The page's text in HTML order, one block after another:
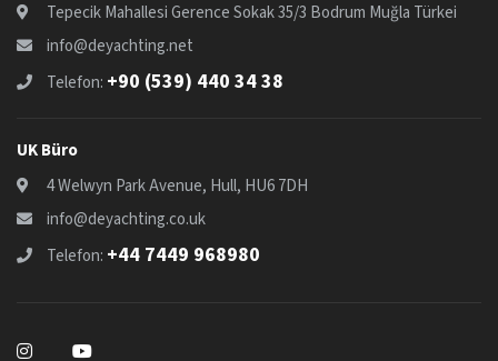
Tepecik Mahallesi Gerence Sokak 35/3 Bodrum Muğla Türkei
info@deyachting.net
Telefon: +90 (539) 440 34 38
UK Büro
4 Welwyn Park Avenue, Hull, HU6 7DH
info@deyachting.co.uk
Telefon: +44 7449 968980